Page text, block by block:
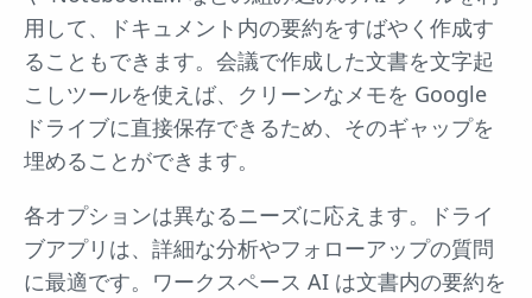
用して、ドキュメント内の要約をすばやく作成す
ることもできます。会議で作成した文書を文字起
こしツールを使えば、クリーンなメモを Google
ドライブに直接保存できるため、そのギャップを
埋めることができます。
各オプションは異なるニーズに応えます。ドライ
ブアプリは、詳細な分析やフォローアップの質問
に最適です。ワークスペース AI は文書内の要約を